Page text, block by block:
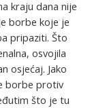
kraju dana nije
borbe koje je
pripaziti. Što
osvojila
osjećaj. Jako
borbe protiv
što je tu